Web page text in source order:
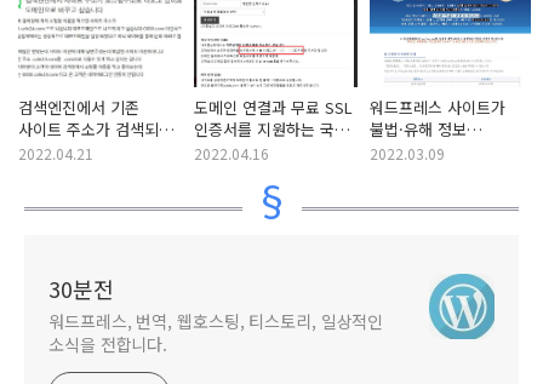
검색엔진에서 기존
사이트 주소가 검색되는
되는 경우
2022.04.21
도메인 연결과 무료 SSL
인증서를 지원하는 국내
무료 호스팅
2022.04.16
워드프레스 사이트가
불법·유해 정보
사이트로 차단되는 경우
2022.03.09
30분전
워드프레스, 번역, 웹호스팅, 티스토리, 일상적인
소식을 전합니다.